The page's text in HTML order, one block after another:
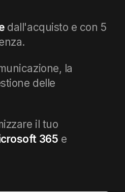
dall'acquisto e con 5
la
delle
il tuo
365 e